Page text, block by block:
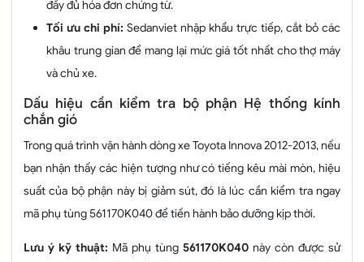
đầy đủ hóa đơn chứng từ.
Tối ưu chi phí: Sedanviet nhập khẩu trực tiếp, cắt bỏ các
khâu trung gian để mang lại mức giá tốt nhất cho thợ máy
và chủ xe.
Dấu hiệu cần kiểm tra bộ phận Hệ thống kính
chắn gió
Trong quá trình vận hành dòng xe Toyota Innova 2012-2013, nếu
bạn nhận thấy các hiện tượng như có tiếng kêu mài mòn, hiệu
suất của bộ phận này bị giảm sút, đó là lúc cần kiểm tra ngay
mã phụ tùng 561170K040 để tiến hành bảo dưỡng kịp thời.
Lưu ý kỹ thuật: Mã phụ tùng 561170K040 này còn được sử